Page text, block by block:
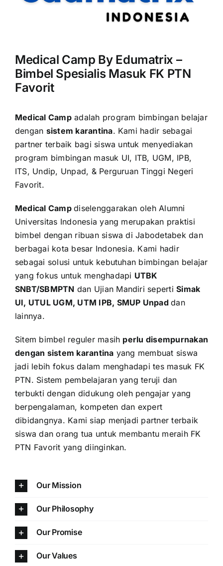
Medical Camp By Edumatrix –
Bimbel Spesialis Masuk FK PTN
Favorit
Medical Campadalah program bimbingan belajar
dengan sistem karantina. Kami hadir sebagai
partner terbaik bagi siswa untuk menyediakan
program bimbingan masuk UI, ITB, UGM, IPB,
ITS, Undip, Unpad, & Perguruan Tinggi Negeri
Favorit.
Medical Campdiselenggarakan oleh Alumni
Universitas Indonesia yang merupakan praktisi
bimbel dengan ribuan siswa di Jabodetabek dan
berbagai kota besar Indonesia. Kami hadir
sebagai solusi untuk kebutuhan bimbingan belajar
yang fokus untuk menghadapi UTBK
SNBT/SBMPTN dan Ujian Mandiri sepertiSimak
UI, UTUL UGM, UTM IPB, SMUP Unpaddan
lainnya.
Sitem bimbel reguler masih perlu disempurnakan
dengan sistem karantina yang membuat siswa
jadi lebih fokus dalam menghadapi tes masuk FK
PTN. Sistem pembelajaran yang teruji dan
terbukti dengan didukung oleh pengajar yang
berpengalaman, kompeten dan expert
dibidangnya. Kami siap menjadi partner terbaik
siswa dan orang tua untuk membantu meraih FK
PTN Favorit yang diinginkan.
Our Mission
Our Philosophy
Our Promise
Our Values